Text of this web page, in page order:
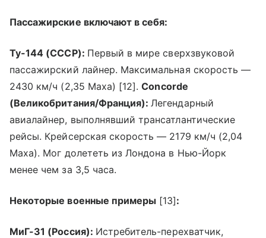
Пассажирские включают в себя:
Ту-144 (СССР): Первый в мире сверхзвуковой
пассажирский лайнер. Максимальная скорость —
2430 км/ч (2,35 Маха) [12].Concorde
(Великобритания/Франция):Легендарный
авиалайнер, выполнявший трансатлантические
рейсы. Крейсерская скорость — 2179 км/ч (2,04
Маха). Мог долететь из Лондона в Нью-Йорк
менее чем за 3,5 часа.
Некоторые военные примеры [13]:
МиГ-31 (Россия): Истребитель-перехватчик,